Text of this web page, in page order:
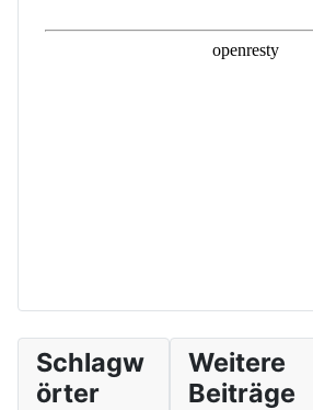
Schlagw
örter
Weitere
Beiträge